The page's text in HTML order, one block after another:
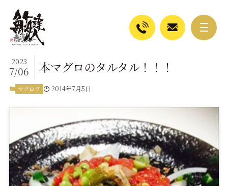
本マグロのタルタル！！！
2023
7/06
マグログ 2014年7月5日